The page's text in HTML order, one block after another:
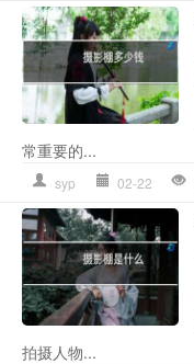
常重要的...
syp 02-22
拍摄人物...